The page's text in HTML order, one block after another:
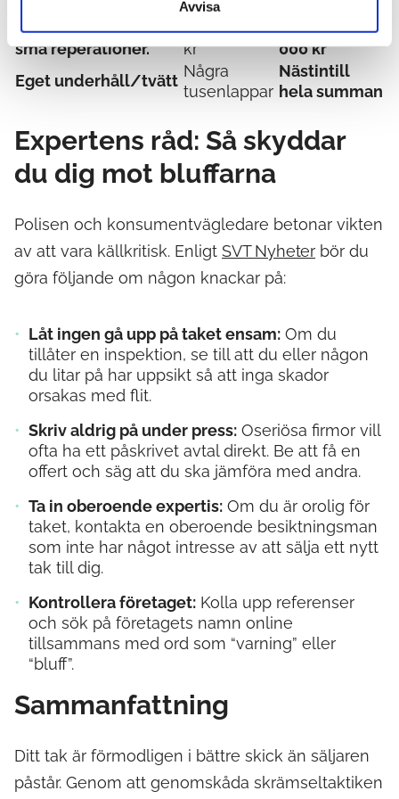
Avvisa
250 000 kr
Taktvätt, målning &
små reperationer.
Från 30 000
kr
120 000 – 220
000 kr
Eget underhåll/tvätt
Några
tusenlappar
Nästintill
hela summan
Expertens råd: Så skyddar
du dig mot bluffarna
Polisen och konsumentvägledare betonar vikten
av att vara källkritisk. Enligt SVT Nyheter bör du
göra följande om någon knackar på:
Låt ingen gå upp på taket ensam: Om du
tillåter en inspektion, se till att du eller någon
du litar på har uppsikt så att inga skador
orsakas med flit.
Skriv aldrig på under press: Oseriösa firmor vill
ofta ha ett påskrivet avtal direkt. Be att få en
offert och säg att du ska jämföra med andra.
Ta in oberoende expertis: Om du är orolig för
taket, kontakta en oberoende besiktningsman
som inte har något intresse av att sälja ett nytt
tak till dig.
Kontrollera företaget: Kolla upp referenser
och sök på företagets namn online
tillsammans med ord som “varning” eller
“bluff”.
Sammanfattning
Ditt tak är förmodligen i bättre skick än säljaren
påstår. Genom att genomskåda skrämseltaktiken